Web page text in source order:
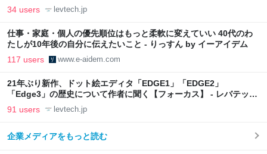
34 users levtech.jp
仕事・家庭・個人の優先順位はもっと柔軟に変えていい 40代のわ
たしが10年後の自分に伝えたいこと - りっすん by イーアイデム
117 users www.e-aidem.com
21年ぶり新作、ドット絵エディタ「EDGE1」「EDGE2」
「Edge3」の歴史について作者に聞く【フォーカス】 - レバテック
LAB
91 users levtech.jp
企業メディアをもっと読む